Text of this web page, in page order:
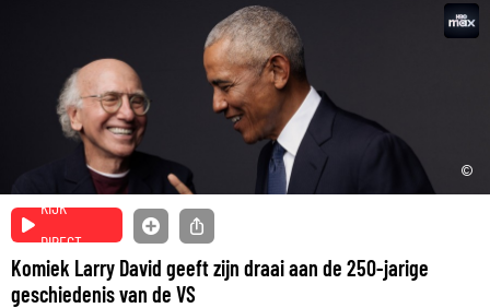
©
KIJK
DIRECT
Komiek Larry David geeft zijn draai aan de 250-jarige
geschiedenis van de VS